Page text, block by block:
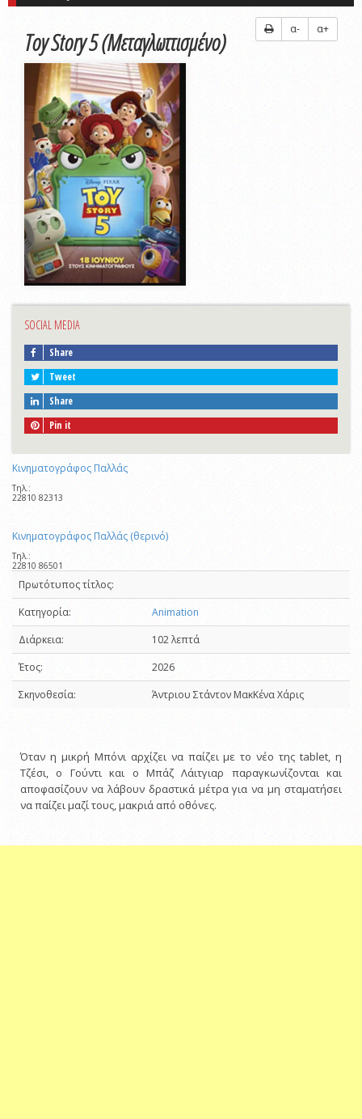
α- α+
Toy Story 5 (Μεταγλωττισμένο)
SOCIAL MEDIA
Share
Tweet
Share
Pin it
Κινηματογράφος Παλλάς
Τηλ.:
22810 82313
Κινηματογράφος Παλλάς (θερινό)
Τηλ.:
22810 86501
Πρωτότυπος τίτλος:
Κατηγορία:
Animation
Διάρκεια:
102 λεπτά
Έτος:
2026
Σκηνοθεσία:
Άντριου Στάντον ΜακΚένα Χάρις
Όταν η μικρή Μπόνι αρχίζει να παίζει με το νέο της tablet, η
Τζέσι, ο Γούντι και ο Μπάζ Λάιτγιαρ παραγκωνίζονται και
αποφασίζουν να λάβουν δραστικά μέτρα για να μη σταματήσει
να παίζει μαζί τους, μακριά από οθόνες.